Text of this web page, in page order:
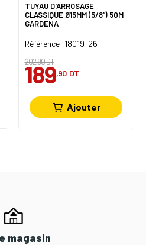
TUYAU D'ARROSAGE
CLASSIQUE Ø15MM (5/8’’) 50M
GARDENA
Référence: 18019-26
202,90 DT
189,90 DT
Ajouter
magasin